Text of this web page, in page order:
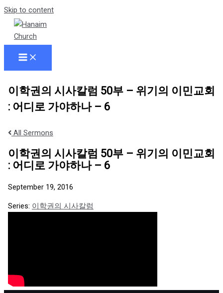
Skip to content
이학권의 시사칼럼 50부 – 위기의 이민교회
: 어디로 가야하나 – 6
All Sermons
이학권의 시사칼럼 50부 – 위기의 이민교회
: 어디로 가야하나 – 6
September 19, 2016
Series: 이학권의 시사칼럼